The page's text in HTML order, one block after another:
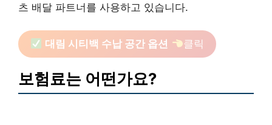
츠 배달 파트너를 사용하고 있습니다.
대림 시티백 수납 공간 옵션 클릭
보험료는 어떤가요?